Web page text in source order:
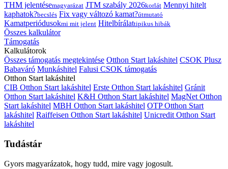
THM jelentésemagyarázat JTM szabály 2026korlát Mennyi hitelt
kaphatok?becslés Fix vagy változó kamat?útmutató
Kamatperiódusokmi mit jelent Hitelbírálattipikus hibák
Összes kalkulátor
Támogatás
Kalkulátorok
Összes támogatás megtekintése Otthon Start lakáshitel CSOK Plusz
Babaváró Munkáshitel Falusi CSOK támogatás
Otthon Start lakáshitel
CIB Otthon Start lakáshitel Erste Otthon Start lakáshitel Gránit
Otthon Start lakáshitel K&H Otthon Start lakáshitel MagNet Otthon
Start lakáshitel MBH Otthon Start lakáshitel OTP Otthon Start
lakáshitel Raiffeisen Otthon Start lakáshitel Unicredit Otthon Start
lakáshitel
Tudástár
Gyors magyarázatok, hogy tudd, mire vagy jogosult.